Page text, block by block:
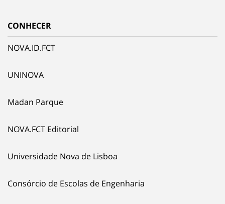
CONHECER
NOVA.ID.FCT
UNINOVA
Madan Parque
NOVA.FCT Editorial
Universidade Nova de Lisboa
Consórcio de Escolas de Engenharia